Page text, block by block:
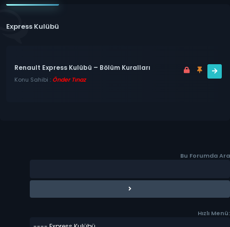
Express Kulübü
Renault Express Kulübü – Bölüm Kuralları
Konu Sahibi : Önder Tınaz
Bu Forumda Ara
Hızlı Menü: